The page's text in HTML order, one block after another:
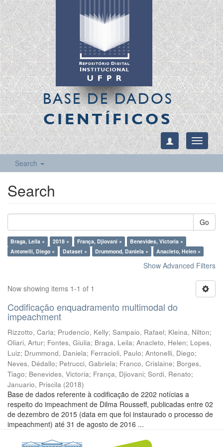
BASE DE DADOS
CIENTÍFICOS
Toggle
Search
Search
Go
Braga, Leila × 2018 × França, Djiovani ×
Benevides, Victoria ×
Antonelli, Diego ×
Dataset × Drummond, Daniela × Anacleto, Helen ×
Show Advanced Filters
Now showing items 1-1 of 1
Codificação enquadramento multimodal do
impeachment
Rizzotto, Carla; Prudencio, Kelly; Sampaio, Rafael; Kleina, Nilton;
Oliari, Artur; Fontes, Giulia; Braga, Leila; Anacleto, Helen; Lopes,
Luiz; Drummond, Daniela; Ferracioli, Paulo; Antonelli, Diego;
Neves, Dédallo; Petrucci, Gabriela; Franco, Crislaine; Borges,
Tiago; Benevides, Victoria; França, Djiovani; Sordi, Renato;
Januario, Priscila (2018)
Base de dados referente à codificação de 2202 notícias a
respeito do impeachment de Dilma Rousseff, publicadas entre 02
de dezembro de 2015 (data em que foi instaurado o processo de
impeachment) até 31 de agosto de 2016 ...